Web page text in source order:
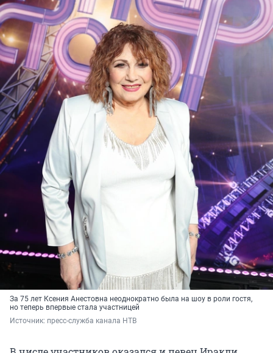
За 75 лет Ксения Анестовна неоднократно была на шоу в роли гостя,
но теперь впервые стала участницей
Источник: пресс-служба канала НТВ